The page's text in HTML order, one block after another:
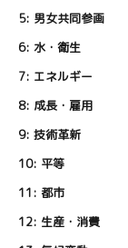
5: 男女共同参画
6: 水・衛生
7: エネルギー
8: 成長・雇用
9: 技術革新
10: 平等
11: 都市
12: 生産・消費